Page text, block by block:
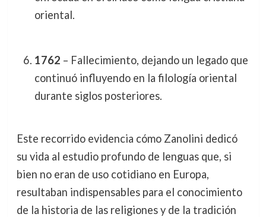
oriental.
1762 – Fallecimiento, dejando un legado que
continuó influyendo en la filología oriental
durante siglos posteriores.
Este recorrido evidencia cómo Zanolini dedicó
su vida al estudio profundo de lenguas que, si
bien no eran de uso cotidiano en Europa,
resultaban indispensables para el conocimiento
de la historia de las religiones y de la tradición